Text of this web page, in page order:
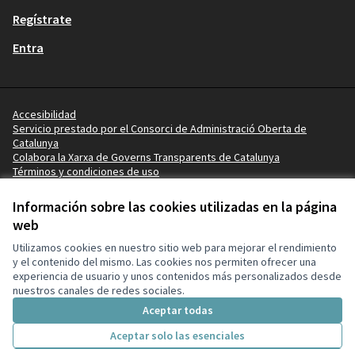
Información sobre las cookies utilizadas en la página
web
Utilizamos cookies en nuestro sitio web para mejorar el rendimiento
y el contenido del mismo. Las cookies nos permiten ofrecer una
experiencia de usuario y unos contenidos más personalizados desde
nuestros canales de redes sociales.
Aceptar todas
Aceptar solo las esenciales
Regístrate
Entra
Accesibilidad
Servicio prestado por el Consorci de Administració Oberta de
Catalunya
Colabora la Xarxa de Governs Transparents de Catalunya
Términos y condiciones de uso
Términos y condiciones
Configuración de cookies
Ajuntament de Lleida en X
(Enlace externo)
Ajuntament de Lleida en Facebook
(Enlace externo)
(Enlace externo)
(Enlace externo)
Web creada con
(Enlace externo)
Con licencia
(Enlace